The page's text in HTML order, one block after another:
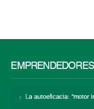
EMPRENDEDORES
La autoeficacia: “motor